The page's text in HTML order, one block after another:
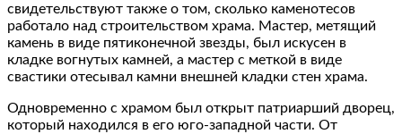
свидетельствуют также о том, сколько каменотесов
работало над строительством храма. Мастер, метящий
камень в виде пятиконечной звезды, был искусен в
кладке вогнутых камней, а мастер с меткой в виде
свастики отесывал камни внешней кладки стен храма.
Одновременно с храмом был открыт патриарший дворец,
который находился в его юго-западной части. От